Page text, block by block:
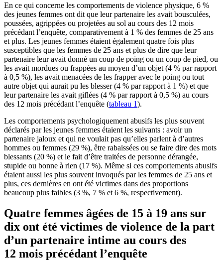
En ce qui concerne les comportements de violence physique, 6 %
des jeunes femmes ont dit que leur partenaire les avait bousculées,
poussées, agrippées ou projetées au sol au cours des 12 mois
précédant l’enquête, comparativement à 1 % des femmes de 25 ans
et plus. Les jeunes femmes étaient également quatre fois plus
susceptibles que les femmes de 25 ans et plus de dire que leur
partenaire leur avait donné un coup de poing ou un coup de pied, ou
les avait mordues ou frappées au moyen d’un objet (4 % par rapport
à 0,5 %), les avait menacées de les frapper avec le poing ou tout
autre objet qui aurait pu les blesser (4 % par rapport à 1 %) et que
leur partenaire les avait giflées (4 % par rapport à 0,5 %) au cours
des 12 mois précédant l’enquête (tableau 1).
Les comportements psychologiquement abusifs les plus souvent
déclarés par les jeunes femmes étaient les suivants : avoir un
partenaire jaloux et qui ne voulait pas qu’elles parlent à d’autres
hommes ou femmes (29 %), être rabaissées ou se faire dire des mots
blessants (20 %) et le fait d’être traitées de personne dérangée,
stupide ou bonne à rien (17 %). Même si ces comportements abusifs
étaient aussi les plus souvent invoqués par les femmes de 25 ans et
plus, ces dernières en ont été victimes dans des proportions
beaucoup plus faibles (3 %, 7 % et 6 %, respectivement).
Quatre femmes âgées de 15 à 19 ans sur
dix ont été victimes de violence de la part
d’un partenaire intime au cours des
12 mois précédant l’enquête